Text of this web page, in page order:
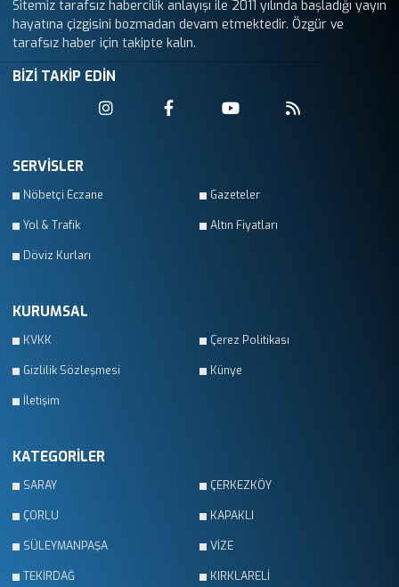
Sitemiz tarafsız habercilik anlayışı ile 2011 yılında başladığı yayın
hayatına çizgisini bozmadan devam etmektedir. Özgür ve
tarafsız haber için takipte kalın.
BİZİ TAKİP EDİN
SERVİSLER
Nöbetçi Eczane Gazeteler
Yol & Trafik Altın Fiyatları
Döviz Kurları
KURUMSAL
KVKK Çerez Politikası
Gizlilik Sözleşmesi Künye
İletişim
KATEGORİLER
SARAY ÇERKEZKÖY
ÇORLU KAPAKLI
SÜLEYMANPAŞA VİZE
TEKİRDAĞ KIRKLARELİ